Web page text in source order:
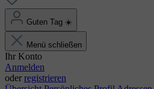
Guten Tag ☀️
Menü schließen
Ihr Konto
Anmelden
oder registrieren